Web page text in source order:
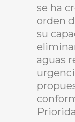
se ha
orden
su
aguas